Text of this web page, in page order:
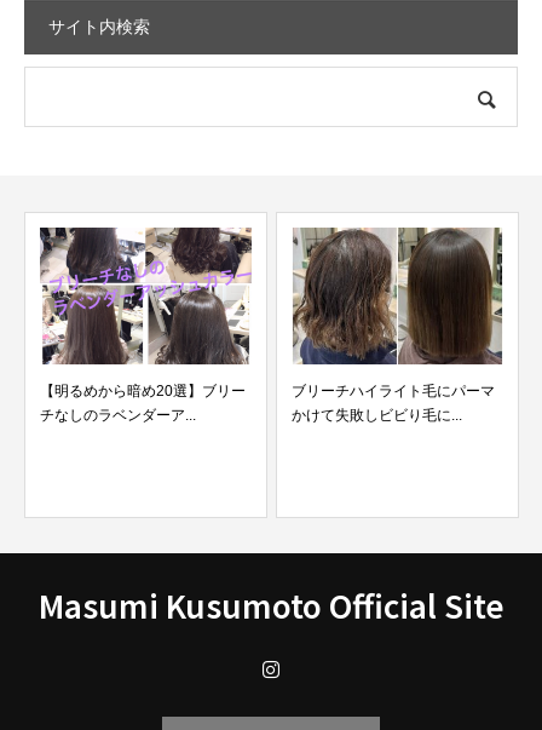
サイト内検索
【明るめから暗め20選】ブリー
チなしのラベンダーア...
ブリーチハイライト毛にパーマ
かけて失敗しビビり毛に...
Masumi Kusumoto Official Site